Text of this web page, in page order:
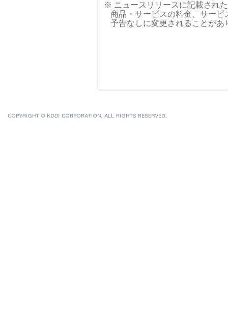
※ ニュースリリースに記載され
商品・サービスの料金、サー
予告なしに変更されることが